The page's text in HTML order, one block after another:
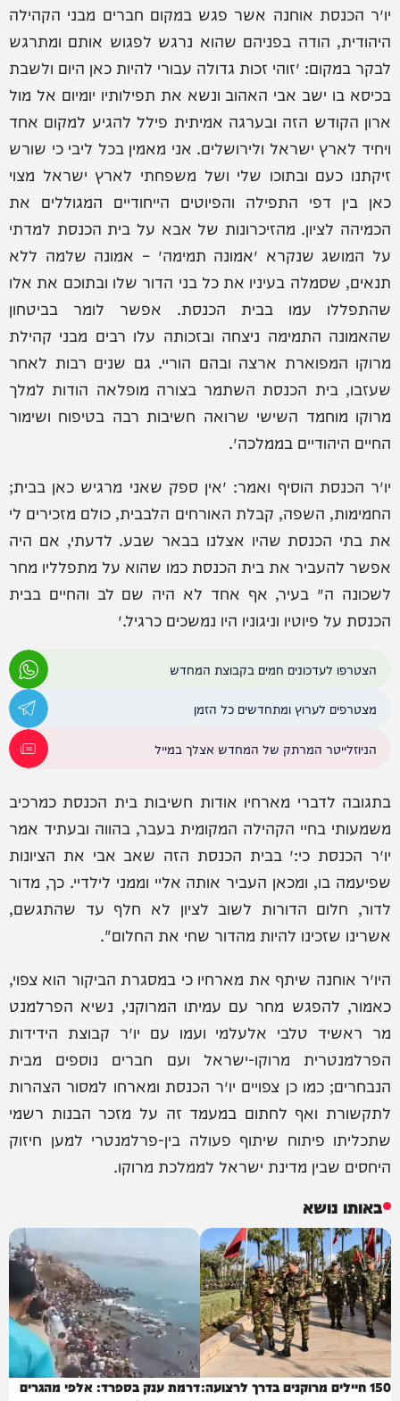
יו״ר הכנסת אוחנה אשר פגש במקום חברים מבני הקהילה
היהודית, הודה בפניהם שהוא נרגש לפגוש אותם ומתרגש
לבקר במקום: ״זוהי זכות גדולה עבורי להיות כאן היום ולשבת
בכיסא בו ישב אבי האהוב ונשא את תפילותיו יומיום אל מול
ארון הקודש הזה ובערגה אמיתית פילל להגיע למקום אחד
ויחיד לארץ ישראל ולירושלים. אני מאמין בכל ליבי כי שורש
זיקתנו כעם ובתוכו שלי ושל משפחתי לארץ ישראל מצוי
כאן בין דפי התפילה והפיוטים הייחודיים המגוללים את
הכמיהה לציון. מהזיכרונות של אבא על בית הכנסת למדתי
על המושג שנקרא ״אמונה תמימה״ – אמונה שלמה ללא
תנאים, שסמלה בעיניו את כל בני הדור שלו ובתוכם את אלו
שהתפללו עמו בבית הכנסת. אפשר לומר בביטחון
שהאמונה התמימה ניצחה ובזכותה עלו רבים מבני קהילת
מרוקו המפוארת ארצה ובהם הוריי. גם שנים רבות לאחר
שעזבו, בית הכנסת השתמר בצורה מופלאה הודות למלך
מרוקו מוחמד השישי שרואה חשיבות רבה בטיפוח ושימור
החיים היהודיים בממלכה״.
יו״ר הכנסת הוסיף ואמר: ״אין ספק שאני מרגיש כאן בבית;
החמימות, השפה, קבלת האורחים הלבבית, כולם מזכירים לי
את בתי הכנסת שהיו אצלנו בבאר שבע. לדעתי, אם היה
אפשר להעביר את בית הכנסת כמו שהוא על מתפלליו מחר
לשכונה ה׳ בעיר, אף אחד לא היה שם לב והחיים בבית
הכנסת על פיוטיו וניגוניו היו נמשכים כרגיל.״
הצטרפו לעדכונים חמים בקבוצת המחדש
מצטרפים לערוץ ומתחדשים כל הזמן
הניוזלייטר המרתק של המחדש אצלך במייל
בתגובה לדברי מארחיו אודות חשיבות בית הכנסת כמרכיב
משמעותי בחיי הקהילה המקומית בעבר, בהווה ובעתיד אמר
יו״ר הכנסת כי:״ בבית הכנסת הזה שאב אבי את הציונות
שפיעמה בו, ומכאן העביר אותה אליי וממני לילדיי. כך, מדור
לדור, חלום הדורות לשוב לציון לא חלף עד שהתגשם,
אשרינו שזכינו להיות מהדור שחי את החלום".
היו״ר אוחנה שיתף את מארחיו כי במסגרת הביקור הוא צפוי,
כאמור, להפגש מחר עם עמיתו המרוקני, נשיא הפרלמנט
מר ראשיד טלבי אלעלמי ועמו עם יו״ר קבוצת הידידות
הפרלמנטרית מרוקו-ישראל ועם חברים נוספים מבית
הנבחרים; כמו כן צפויים יו״ר הכנסת ומארחו למסור הצהרות
לתקשורת ואף לחתום במעמד זה על מזכר הבנות רשמי
שתכליתו פיתוח שיתוף פעולה בין-פרלמנטרי למען חיזוק
היחסים שבין מדינת ישראל לממלכת מרוקו.
באותו נושא
150 חיילים מרוקנים בדרך לרצועה:דרמת ענק בספרד: אלפי מהגרים